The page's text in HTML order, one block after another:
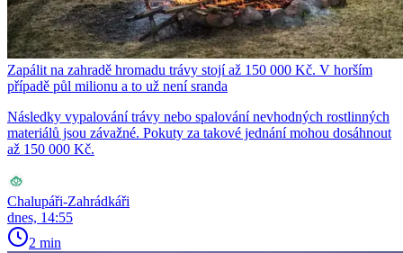
Zapálit na zahradě hromadu trávy stojí až 150 000 Kč. V horším
případě půl milionu a to už není sranda
Následky vypalování trávy nebo spalování nevhodných rostlinných
materiálů jsou závažné. Pokuty za takové jednání mohou dosáhnout
až 150 000 Kč.
Chalupáři-Zahrádkáři
dnes, 14:55
2 min